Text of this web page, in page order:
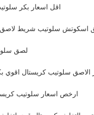
اقل اسعار بكر
اسكوتش سلوتيب شريط لاصق
لصق
الاصق سلوتيب كريستال
ارخص اسعار سلوتيب